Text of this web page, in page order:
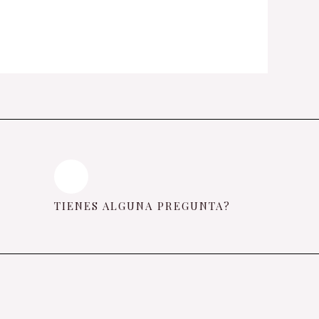
TIENES ALGUNA PREGUNTA?